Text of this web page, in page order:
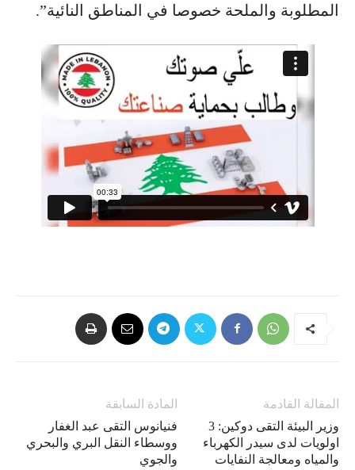
المطلوبة والملحة خصوصا في المناطق النائية”.
المادة السابقة
فنيانوس التقى عبد الغفار
ووسطاء النقل البري والبحري
والجوي
المقالة القادمة
وزير البيئة التقى دوكين: 3
اولويات لدى سيدر الكهرباء
والمياه ومعالجة النفايات